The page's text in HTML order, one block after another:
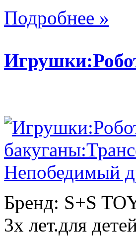
Подробнее »
Бренд: S+S
3х лет.для